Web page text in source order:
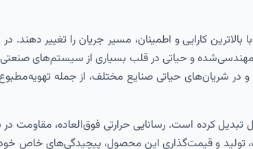
کارایی و اطمینان، مسیر جریان را تغییر دهند.
می‌کند و به عنوان یک عنصر مهندسی‌شده و حیاتی در قلب بسیاری از
در شریان‌های حیاتی صنایع مختلف، از جمله
است. رسانایی حرارتی فوق‌العاده، مقاومت در
و قیمت‌گذاری این محصول، پیچیدگی‌های خاص خود